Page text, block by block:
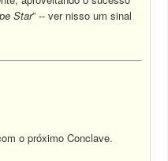
Star” -- ver nisso um sinal
o próximo Conclave.